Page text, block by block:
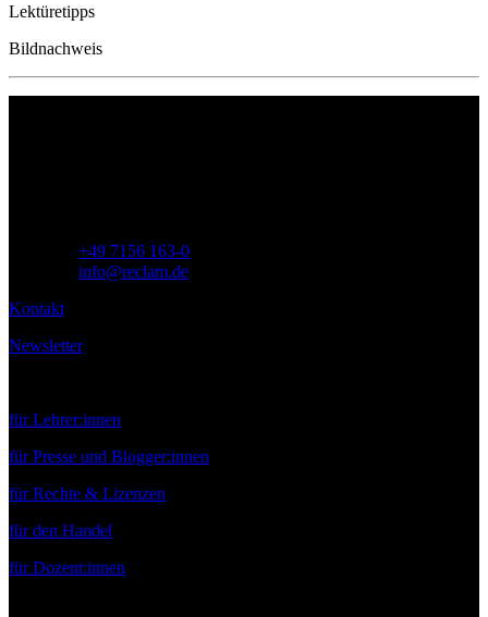
Lektüretipps
Bildnachweis
+49 7156 163-0
info@reclam.de
Kontakt
Newsletter
für Lehrer:innen
für Presse und Blogger:innen
für Rechte & Lizenzen
für den Handel
für Dozent:innen